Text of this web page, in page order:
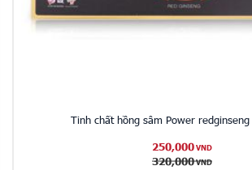
Tinh chất hồng sâm Power
250,000 VND
320,000 VND